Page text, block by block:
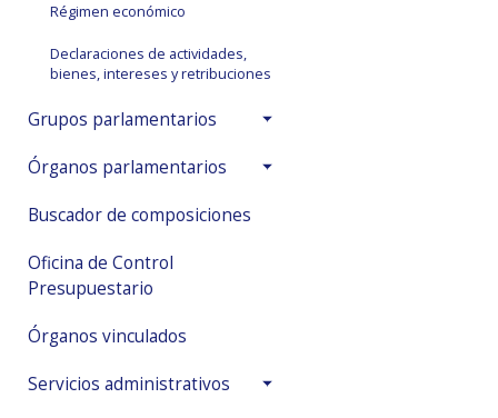
Régimen económico
Declaraciones de actividades,
bienes, intereses y retribuciones
Grupos parlamentarios
Órganos parlamentarios
Buscador de composiciones
Oficina de Control
Presupuestario
Órganos vinculados
Servicios administrativos